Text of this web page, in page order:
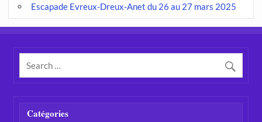
Escapade Evreux-Dreux-Anet du 26 au 27 mars 2025
Catégories